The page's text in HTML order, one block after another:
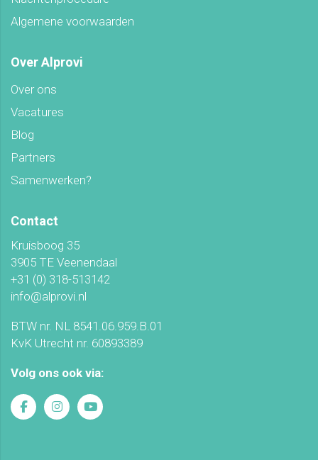
Algemene voorwaarden
Over Alprovi
Over ons
Vacatures
Blog
Partners
Samenwerken?
Contact
Kruisboog 35
3905 TE Veenendaal
+31 (0) 318-513142
info@alprovi.nl
BTW nr. NL 8541.06.959.B.01
KvK Utrecht nr. 60893389
Volg ons ook via: